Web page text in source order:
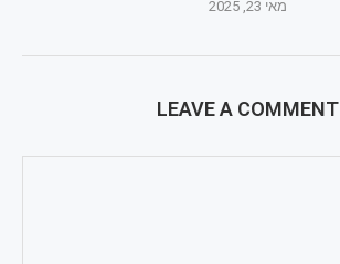
מאי 23, 2025
LEAVE A COMMENT